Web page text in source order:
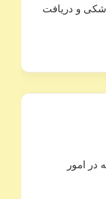
و دریافت
در امور